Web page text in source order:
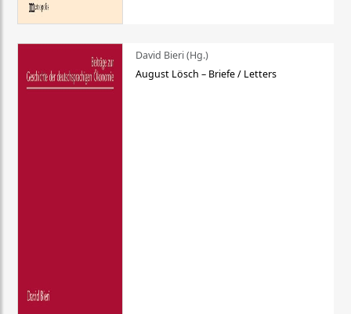
David Bieri (Hg.)
August Lösch – Briefe / Letters